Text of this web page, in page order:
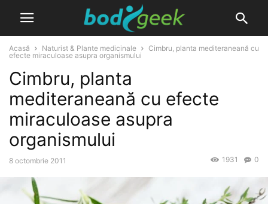
Acasă Naturist & Plante medicinale
Cimbru, planta mediteraneană cu
efecte miraculoase asupra organismului
Cimbru, planta
mediteraneană cu efecte
miraculoase asupra
organismului
8 octombrie 2011 0
1931